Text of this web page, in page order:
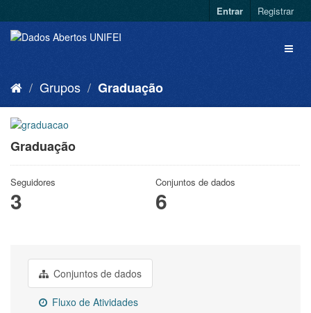
Entrar Registrar
Grupos Graduação
Graduação
Seguidores
3
Conjuntos de dados
6
Conjuntos de dados
Fluxo de Atividades